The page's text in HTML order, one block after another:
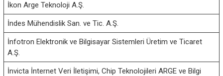
İkon Arge Teknoloji A.Ş.
İndes Mühendislik San. ve Tic. A.Ş.
İnfotron Elektronik ve Bilgisayar Sistemleri Üretim ve Ticaret
A.Ş.
İnvicta İnternet Veri İletişimi, Chip Teknolojileri ARGE ve Bilgi